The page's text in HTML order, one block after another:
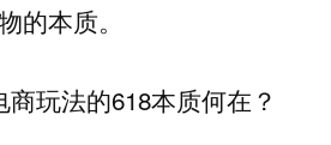
的本质。
玩法的618本质何在？